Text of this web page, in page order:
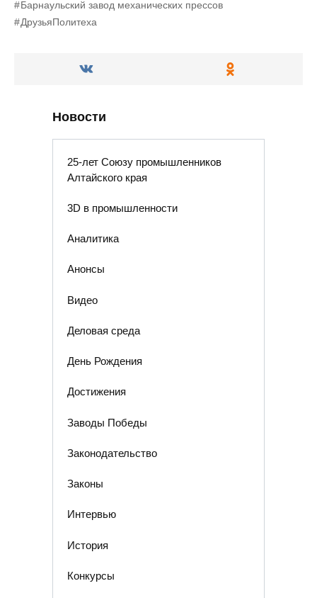
Барнаульский завод механических прессов
ДрузьяПолитеха
Новости
25-лет Союзу промышленников
Алтайского края
3D в промышленности
Аналитика
Анонсы
Видео
Деловая среда
День Рождения
Достижения
Заводы Победы
Законодательство
Законы
Интервью
История
Конкурсы